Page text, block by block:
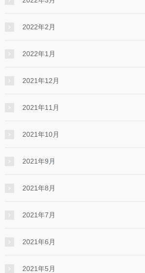
2022年2月
2022年1月
2021年12月
2021年11月
2021年10月
2021年9月
2021年8月
2021年7月
2021年6月
2021年5月